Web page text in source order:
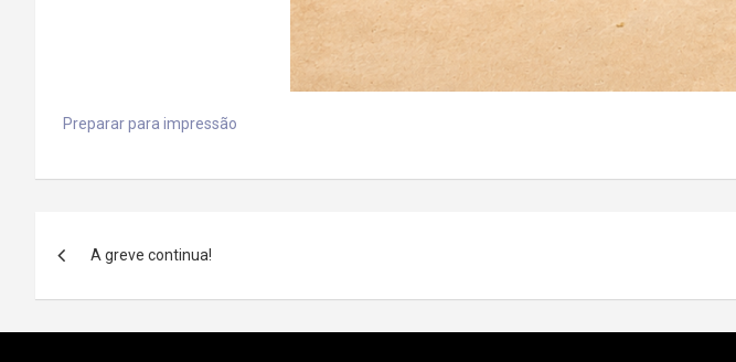
Preparar para impressão
artigos
A greve continua!